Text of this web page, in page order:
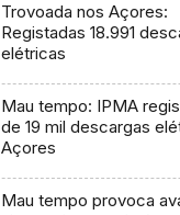
Trovoada nos Açores:
Registadas 18.991
elétricas
Mau tempo: IPMA
de 19 mil descargas
Açores
Mau tempo provoca